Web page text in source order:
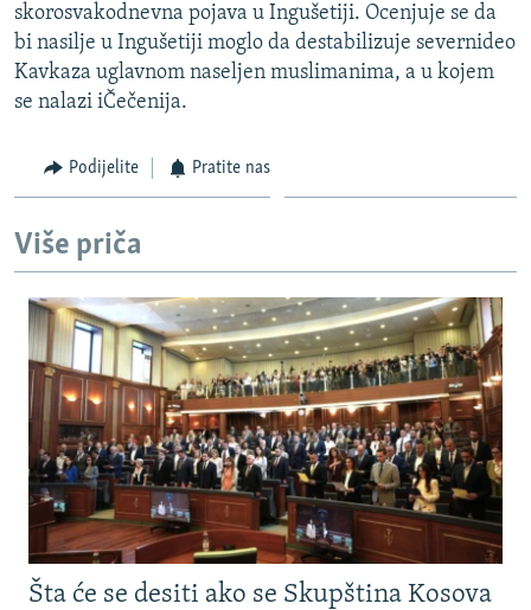
SPECIJALI RSE
VIŠE OD NASLOVA
GENOCID U SREBRENICI
TV LIBERTY
POST SCRIPTUM
TRI DECENIJE OD RATA U BIH
SVE KARTE DEJTONA
NASTANAK I RASPAD JUGOSLAVIJE
PRATITE NAS
Sve RFE/RL stranice
skorosvakodnevna pojava u Ingušetiji. Ocenjuje se da
bi nasilje u Ingušetiji moglo da destabilizuje severnideo
Kavkaza uglavnom naseljen muslimanima, a u kojem
se nalazi iČečenija.
Podijelite Pratite nas
Više priča
Šta će se desiti ako se Skupština Kosova